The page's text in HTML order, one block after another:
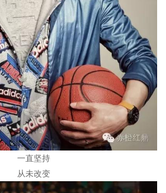
一直坚持
从未改变